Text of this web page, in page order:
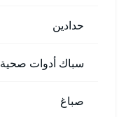
حدادين
سباك أدوات صحية
صباغ